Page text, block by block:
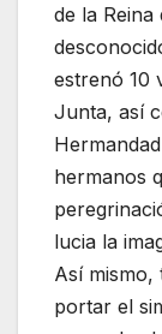
de la
estrenó 10
Junta, así
hermanos
lucia la
Así
portar el